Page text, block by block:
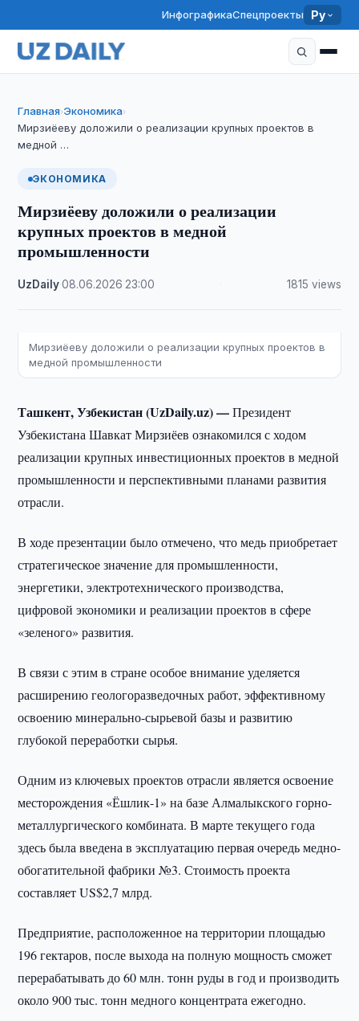
ИнфографикаСпецпроекты Ру
Главная›Экономика›
Мирзиёеву доложили о реализации крупных проектов в
медной …
ЭКОНОМИКА
Мирзиёеву доложили о реализации
крупных проектов в медной
промышленности
UzDaily·08.06.2026 23:00 1815 views
Мирзиёеву доложили о реализации крупных проектов в
медной промышленности
Ташкент, Узбекистан (UzDaily.uz) —Президент
Узбекистана Шавкат Мирзиёев ознакомился с ходом
реализации крупных инвестиционных проектов в медной
промышленности и перспективными планами развития
отрасли.
В ходе презентации было отмечено, что медь приобретает
стратегическое значение для промышленности,
энергетики, электротехнического производства,
цифровой экономики и реализации проектов в сфере
«зеленого» развития.
В связи с этим в стране особое внимание уделяется
расширению геологоразведочных работ, эффективному
освоению минерально-сырьевой базы и развитию
глубокой переработки сырья.
Одним из ключевых проектов отрасли является освоение
месторождения «Ёшлик-1» на базе Алмалыкского горно-
металлургического комбината. В марте текущего года
здесь была введена в эксплуатацию первая очередь медно-
обогатительной фабрики №3. Стоимость проекта
составляет US$2,7 млрд.
Предприятие, расположенное на территории площадью
196 гектаров, после выхода на полную мощность сможет
перерабатывать до 60 млн. тонн руды в год и производить
около 900 тыс. тонн медного концентрата ежегодно.